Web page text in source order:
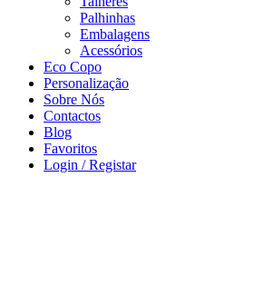
Palhinhas
Embalagens
Acessórios
Eco Copo
Personalização
Sobre Nós
Contactos
Blog
Favoritos
Login / Registar